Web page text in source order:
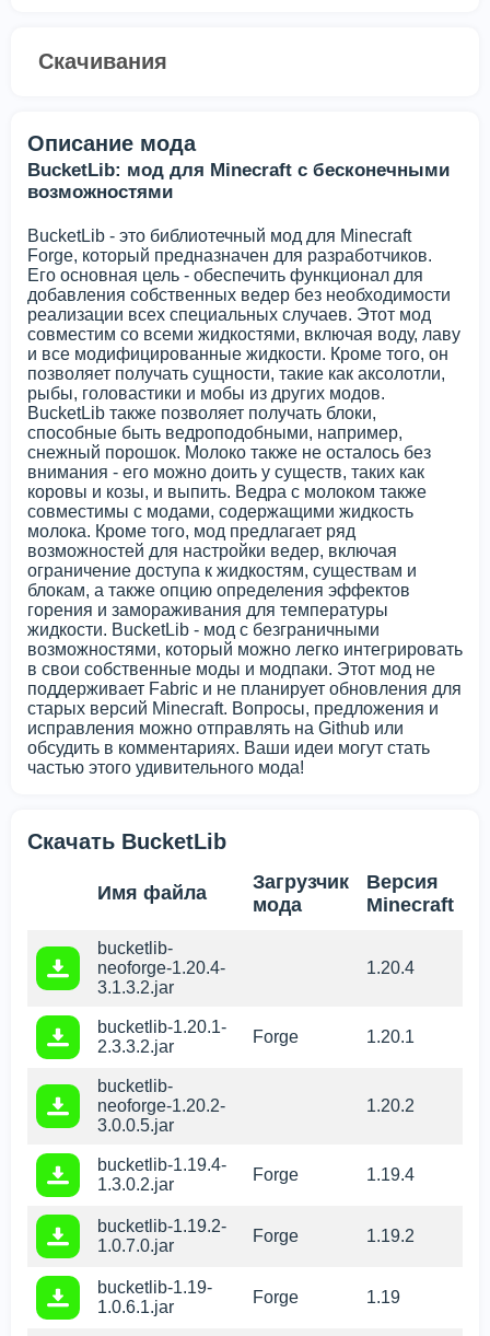
Скачивания
Описание мода
BucketLib: мод для Minecraft с бесконечными
возможностями
BucketLib - это библиотечный мод для Minecraft
Forge, который предназначен для разработчиков.
Его основная цель - обеспечить функционал для
добавления собственных ведер без необходимости
реализации всех специальных случаев. Этот мод
совместим со всеми жидкостями, включая воду, лаву
и все модифицированные жидкости. Кроме того, он
позволяет получать сущности, такие как аксолотли,
рыбы, головастики и мобы из других модов.
BucketLib также позволяет получать блоки,
способные быть ведроподобными, например,
снежный порошок. Молоко также не осталось без
внимания - его можно доить у существ, таких как
коровы и козы, и выпить. Ведра с молоком также
совместимы с модами, содержащими жидкость
молока. Кроме того, мод предлагает ряд
возможностей для настройки ведер, включая
ограничение доступа к жидкостям, существам и
блокам, а также опцию определения эффектов
горения и замораживания для температуры
жидкости. BucketLib - мод с безграничными
возможностями, который можно легко интегрировать
в свои собственные моды и модпаки. Этот мод не
поддерживает Fabric и не планирует обновления для
старых версий Minecraft. Вопросы, предложения и
исправления можно отправлять на Github или
обсудить в комментариях. Ваши идеи могут стать
частью этого удивительного мода!
Скачать BucketLib
Имя файла
Загрузчик
мода
Версия
Minecraft
bucketlib-
neoforge-1.20.4-
3.1.3.2.jar
1.20.4
bucketlib-1.20.1-
2.3.3.2.jar
Forge 1.20.1
bucketlib-
neoforge-1.20.2-
3.0.0.5.jar
1.20.2
bucketlib-1.19.4-
1.3.0.2.jar
Forge 1.19.4
bucketlib-1.19.2-
1.0.7.0.jar
Forge 1.19.2
bucketlib-1.19-
1.0.6.1.jar
Forge 1.19